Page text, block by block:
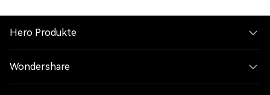
Hero Produkte
Wondershare